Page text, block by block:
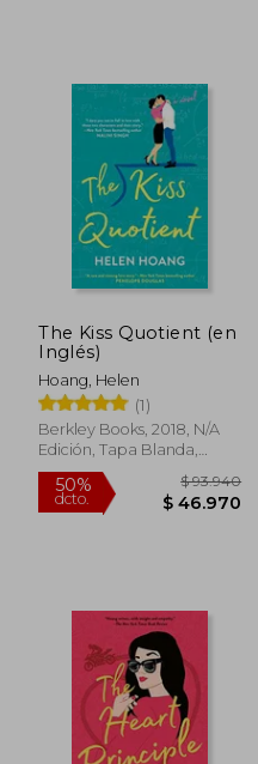
dcto. $ 42.406
The Kiss Quotient (en
Inglés)
Hoang, Helen
(1)
Berkley Books, 2018, N/A
Edición, Tapa Blanda,
Nuevo